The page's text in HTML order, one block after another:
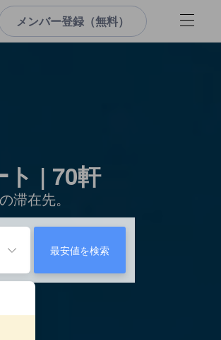
メンバー登録（無料）
| 70軒
滞在先。
最安値を検索